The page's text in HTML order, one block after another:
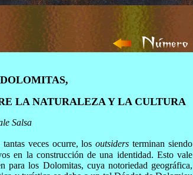
LA NATURALEZA Y LA CULTURA
Salsa
tantas veces ocurre, losoutsiders terminan siendo
en la construcción de una identidad. Esto vale
para los Dolomitas, cuya notoriedad geográfica,